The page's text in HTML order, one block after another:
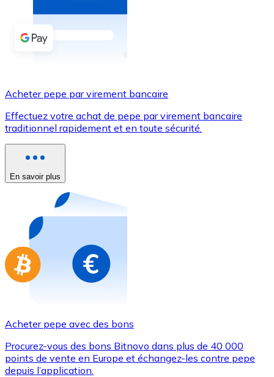
Acheter avec espèces
Virement SEPA
Utilisez les cartes Visa et Mastercard pour acheter
Acheter avec carte
Nouveau
Achetez des cartes-cadeaux de vos marques
Aller à la boutique de cartes-cadeaux
Acheter pepe par virement bancaire
Effectuez votre achat de pepe par virement bancaire
traditionnel rapidement et en toute sécurité.
En savoir plus
Acheter pepe avec des bons
Procurez-vous des bons Bitnovo dans plus de 40 000
points de vente en Europe et échangez-les contre pepe
depuis l’application.